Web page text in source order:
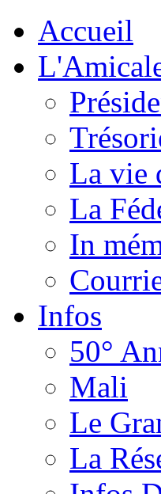
Accueil
La vie
La
In
Infos
50°
Mali
Le
La